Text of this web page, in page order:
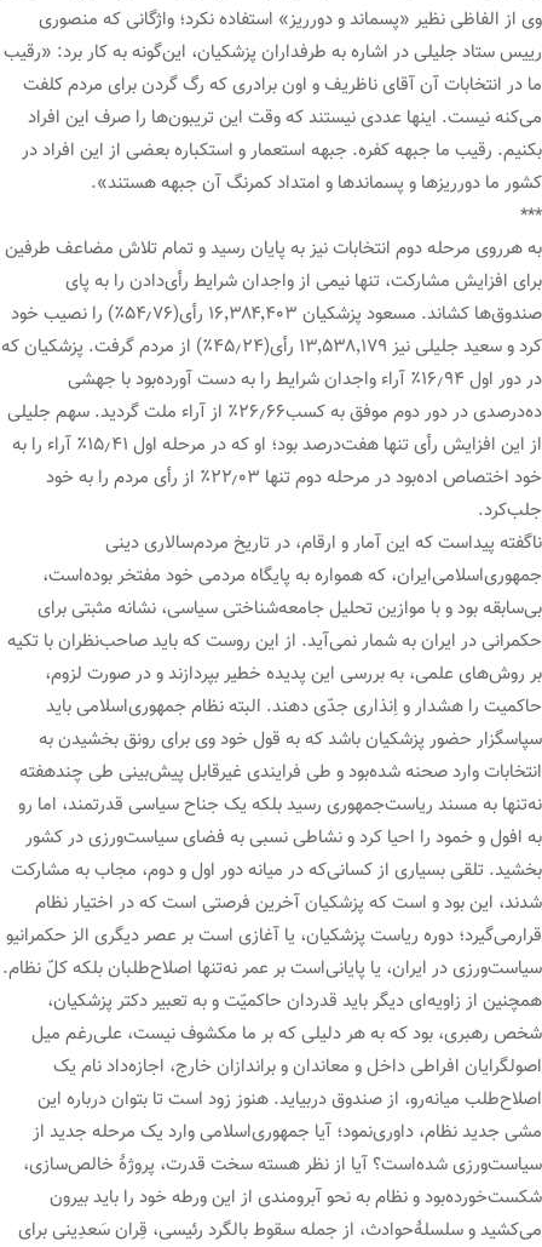
وی از الفاظی نظیر «پسماند و دورریز» استفاده نکرد؛ واژگانی که منصوری
رییس ستاد جلیلی در اشاره به طرفداران پزشکیان، این‌گونه به کار برد: «رقیب
ما در انتخابات آن آقای ناظریف و اون برادری که رگ گردن برای مردم کلفت
می‌کنه نیست. اینها عددی نیستند که وقت این تریبون‌ها را صرف این افراد
بکنیم. رقیب ما جبهه کفره. جبهه استعمار و استکباره بعضی از این افراد در
کشور ما دورریزها و پسماندها و امتداد کمرنگ آن جبهه هستند».
***
به هرروی مرحله دوم انتخابات نیز به پایان رسید و تمام تلاش مضاعف طرفین
برای افزایش مشارکت، تنها نیمی از واجدان شرایط رأی‌دادن را به پای
صندوق‌ها کشاند. مسعود پزشکیان ۱۶٬۳۸۴٬۴۰۳ رأی(۵۴٫۷۶٪) را نصیب خود
کرد و سعید جلیلی نیز ۱۳٬۵۳۸٬۱۷۹ رأی(۴۵٫۲۴٪) از مردم گرفت. پزشکیان که
در دور اول ۱۶٫۹۴٪ آراء واجدان شرایط را به دست آورده‌بود با جهشی
ده‌درصدی در دور دوم موفق به کسب۲۶٫۶۶٪ از آراء ملت گردید. سهم جلیلی
از این افزایش رأی تنها هفت‌درصد بود؛ او که در مرحله اول ۱۵٫۴۱٪ آراء را به
خود اختصاص اده‌بود در مرحله دوم تنها ۲۲٫۰۳٪ از رأی مردم را به خود
جلب‌کرد.
ناگفته پیداست که این آمار و ارقام، در تاریخ مردم‌سالاری دینی
جمهوری‌اسلامی‌ایران، که همواره به پایگاه مردمی خود مفتخر بوده‌است،
بی‌سابقه بود و با موازین تحلیل جامعه‌شناختی سیاسی، نشانه مثبتی برای
حکمرانی در ایران به شمار نمی‌آید. از این روست که باید صاحب‌نظران با تکیه
بر روش‌های علمی، به بررسی این پدیده خطیر بپردازند و در صورت لزوم،
حاکمیت را هشدار و اِنذاری جدّی دهند. البته نظام جمهوری‌اسلامی باید
سپاسگزار حضور پزشکیان باشد که به قول خود وی برای رونق بخشیدن به
انتخابات وارد صحنه شده‌بود و طی فرایندی غیرقابل پیش‌بینی طی چندهفته
نه‌تنها به مسند ریاست‌جمهوری رسید بلکه یک جناح سیاسی قدرتمند، اما رو
به افول و خمود را احیا کرد و نشاطی نسبی به فضای سیاست‌ورزی در کشور
بخشید. تلقی بسیاری از کسانی‌که در میانه دور اول و دوم، مجاب به مشارکت
شدند، این بود و است که پزشکیان آخرین فرصتی است که در اختیار نظام
قرارمی‌گیرد؛ دوره ریاست پزشکیان، یا آغازی است بر عصر دیگری الز حکمرانیو
سیاست‌ورزی در ایران، یا پایانی‌است بر عمر نه‌تنها اصلاح‌طلبان بلکه کلّ نظام.
همچنین از زاویه‌ای دیگر باید قدردان حاکمیّت و به تعبیر دکتر پزشکیان،
شخص رهبری، بود که به هر دلیلی که بر ما مکشوف نیست، علی‌رغم میل
اصولگرایان افراطی داخل و معاندان و براندازان خارج، اجازه‌داد نام یک
اصلاح‌طلب میانه‌رو، از صندوق دربیاید. هنوز زود است تا بتوان درباره این
مشی جدید نظام، داوری‌نمود؛ آیا جمهوری‌اسلامی وارد یک مرحله جدید از
سیاست‌ورزی شده‌است؟ آیا از نظر هسته سخت قدرت، پروژۀ خالص‌سازی،
شکست‌خورده‌بود و نظام به نحو آبرومندی از این ورطه خود را باید بیرون
می‌کشید و سلسلۀحوادث، از جمله سقوط بالگرد رئیسی، قِران سَعدِینی برای